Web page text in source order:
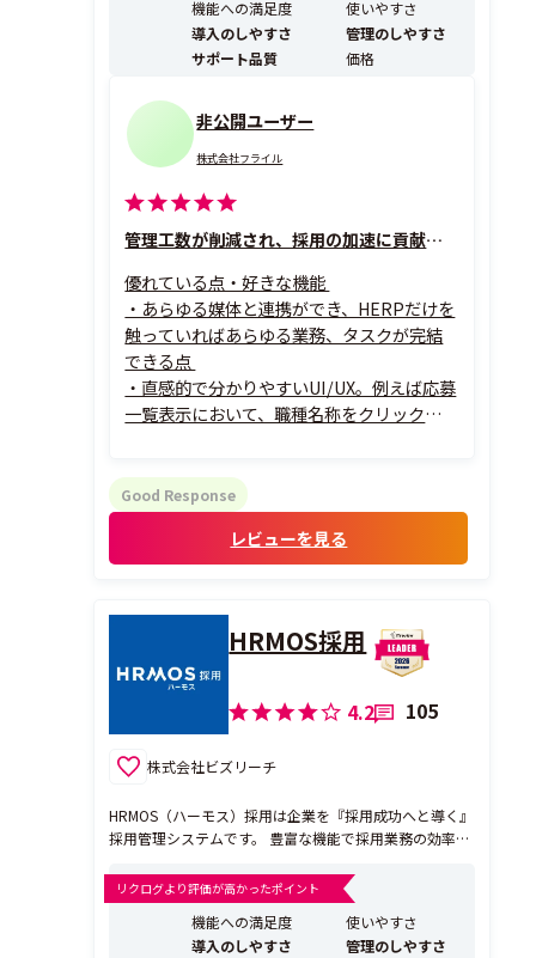
参画できる状態の実現をサポートします。 ...
機能への満足度
使いやすさ
導入のしやすさ
管理のしやすさ
サポート品質
価格
非公開ユーザー
株式会社フライル
管理工数が削減され、採用の加速に貢献してくれています
優れている点・好きな機能
・あらゆる媒体と連携ができ、HERPだけを
触っていればあらゆる業務、タスクが完結
できる点
・直感的で分かりやすいUI/UX。例えば応募
一覧表示において、職種名称をクリックする
ブが分かれている、プライベートタブがあ
る、と痒いところに手が届くような仕様、
設計となっている点
Good Response
レビューを見る
HRMOS採用
4.2 105
株式会社ビズリーチ
HRMOS（ハーモス）採用は企業を『採用成功へと導く』
採用管理システムです。 豊富な機能で採用業務の効率化
また企業の採用力の向上に寄与するツールとして、以下
の体験を提供します。 ①「見える」･･･採用活動の状況
をカンタンに可視化 ②「わかる」...
リクログより評価が高かったポイント
機能への満足度
使いやすさ
導入のしやすさ
管理のしやすさ